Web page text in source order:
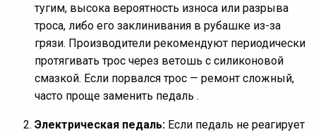
тугим, высока вероятность износа или разрыва
троса, либо его заклинивания в рубашке из-за
грязи. Производители рекомендуют периодически
протягивать трос через ветошь с силиконовой
смазкой. Если порвался трос — ремонт сложный,
часто проще заменить педаль .
Электрическая педаль: Если педаль не реагирует